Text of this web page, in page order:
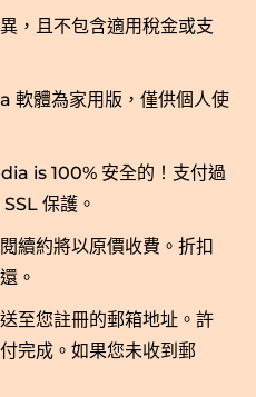
，且不包含適用稅金或支
體為家用版，僅供個人使
is 100% 安全的！支付過
保護。
續約將以原價收費。折扣
。
至您註冊的郵箱地址。許
完成。如果您未收到郵